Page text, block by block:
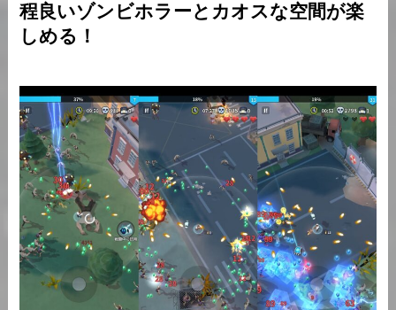
程良いゾンビホラーとカオスな空間が楽
しめる！